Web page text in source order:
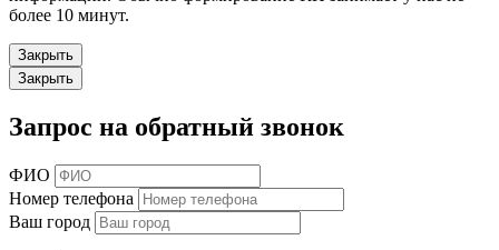
более 10 минут.
Закрыть
Закрыть
Запрос на обратный звонок
ФИО
Номер телефона
Ваш город